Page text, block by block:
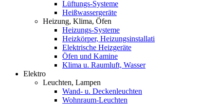
Lüftungs-Systeme
Heißwassergeräte
Heizung, Klima, Öfen
Heizungs-Systeme
Heizkörper, Heizungsinstallati
Elektrische Heizgeräte
Öfen und Kamine
Klima u. Raumluft, Wasser
Elektro
Leuchten, Lampen
Wand- u. Deckenleuchten
Wohnraum-Leuchten